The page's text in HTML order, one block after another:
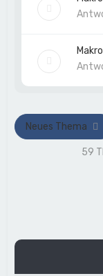
Neues Thema
59